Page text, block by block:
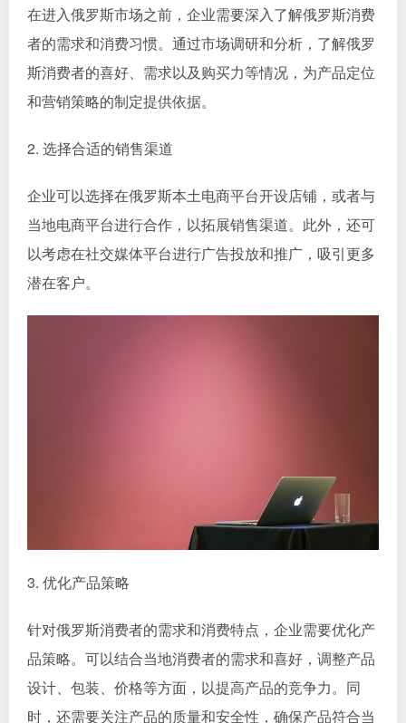
在进入俄罗斯市场之前，企业需要深入了解俄罗斯消费
者的需求和消费习惯。通过市场调研和分析，了解俄罗
斯消费者的喜好、需求以及购买力等情况，为产品定位
和营销策略的制定提供依据。
2. 选择合适的销售渠道
企业可以选择在俄罗斯本土电商平台开设店铺，或者与
当地电商平台进行合作，以拓展销售渠道。此外，还可
以考虑在社交媒体平台进行广告投放和推广，吸引更多
潜在客户。
3. 优化产品策略
针对俄罗斯消费者的需求和消费特点，企业需要优化产
品策略。可以结合当地消费者的需求和喜好，调整产品
设计、包装、价格等方面，以提高产品的竞争力。同
时，还需要关注产品的质量和安全性，确保产品符合当